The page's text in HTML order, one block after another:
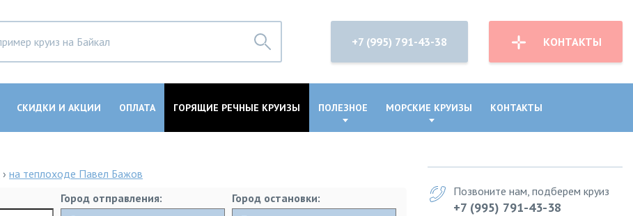
+7 (995) 791-43-38 КОНТАКТЫ
СКИДКИ И АКЦИИ ОПЛАТА ГОРЯЩИЕ РЕЧНЫЕ КРУИЗЫ ПОЛЕЗНОЕ МОРСКИЕ КРУИЗЫ КОНТАКТЫ
› на теплоходе Павел Бажов
Город отправления: Город остановки: Позвоните нам, подберем круиз
+7 (995) 791-43-38